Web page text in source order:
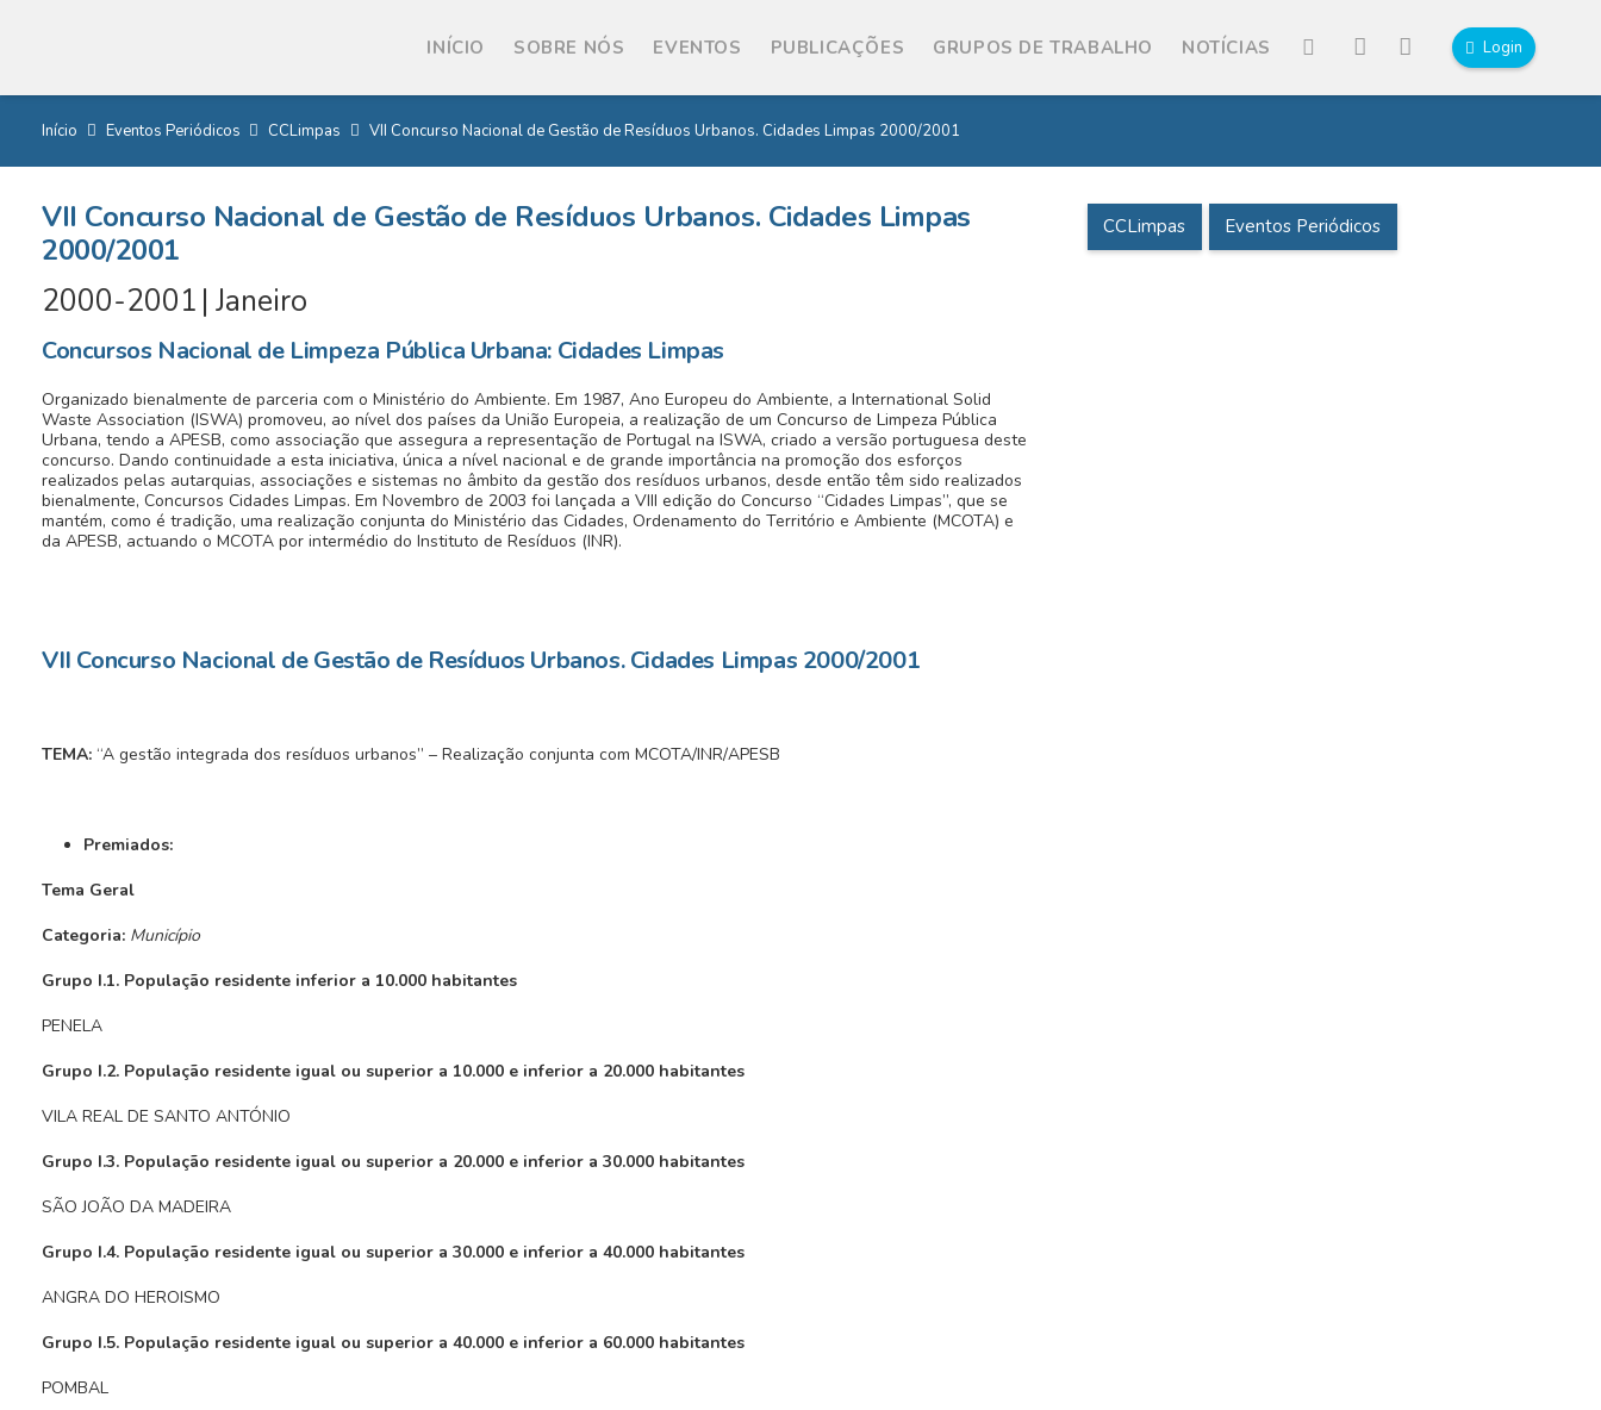
INÍCIO SOBRE NÓS EVENTOS PUBLICAÇÕES GRUPOS DE TRABALHO NOTÍCIAS Login
Início Eventos Periódicos CCLimpas VII Concurso Nacional de Gestão de Resíduos Urbanos. Cidades Limpas 2000/2001
VII Concurso Nacional de Gestão de Resíduos Urbanos. Cidades Limpas
2000/2001
2000-2001 | Janeiro
Concursos Nacional de Limpeza Pública Urbana: Cidades Limpas
Organizado bienalmente de parceria com o Ministério do Ambiente. Em 1987, Ano Europeu do Ambiente, a International Solid
Waste Association (ISWA) promoveu, ao nível dos países da União Europeia, a realização de um Concurso de Limpeza Pública
Urbana, tendo a APESB, como associação que assegura a representação de Portugal na ISWA, criado a versão portuguesa deste
concurso. Dando continuidade a esta iniciativa, única a nível nacional e de grande importância na promoção dos esforços
realizados pelas autarquias, associações e sistemas no âmbito da gestão dos resíduos urbanos, desde então têm sido realizados
bienalmente, Concursos Cidades Limpas. Em Novembro de 2003 foi lançada a VIII edição do Concurso “Cidades Limpas”, que se
mantém, como é tradição, uma realização conjunta do Ministério das Cidades, Ordenamento do Território e Ambiente (MCOTA) e
da APESB, actuando o MCOTA por intermédio do Instituto de Resíduos (INR).
VII Concurso Nacional de Gestão de Resíduos Urbanos. Cidades Limpas 2000/2001
TEMA: “A gestão integrada dos resíduos urbanos” – Realização conjunta com MCOTA/INR/APESB
Premiados:
Tema Geral
Categoria: Município
Grupo I.1. População residente inferior a 10.000 habitantes
PENELA
Grupo I.2. População residente igual ou superior a 10.000 e inferior a 20.000 habitantes
VILA REAL DE SANTO ANTÓNIO
Grupo I.3. População residente igual ou superior a 20.000 e inferior a 30.000 habitantes
SÃO JOÃO DA MADEIRA
Grupo I.4. População residente igual ou superior a 30.000 e inferior a 40.000 habitantes
ANGRA DO HEROISMO
Grupo I.5. População residente igual ou superior a 40.000 e inferior a 60.000 habitantes
POMBAL
CCLimpas Eventos Periódicos